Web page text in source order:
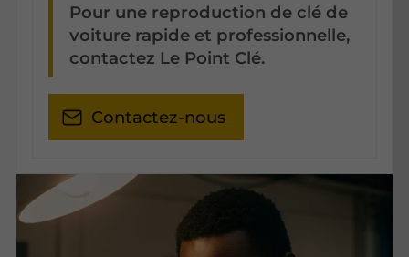
Pour une reproduction de clé de
voiture rapide et professionnelle,
contactez Le Point Clé.
Contactez-nous